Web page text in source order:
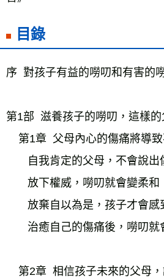
目錄
序  對孩子有益的嘮叨和有害的
第1部  滋養孩子的嘮叨，這樣的
第1章  父母內心的傷痛將導
自我肯定的父母，不會說出
放下權威，嘮叨就會變柔和
放棄自以為是，孩子才會感
治癒自己的傷痛後，嘮叨就
第2章  相信孩子未來的父母